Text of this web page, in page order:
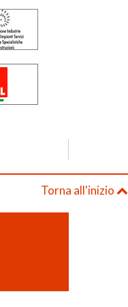
Torna all'inizio